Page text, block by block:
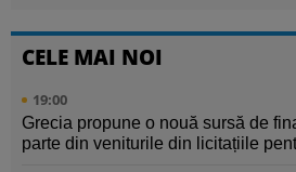
CELE MAI NOI
19:00
Grecia propune o nouă sursă de
parte din veniturile din licitațiile